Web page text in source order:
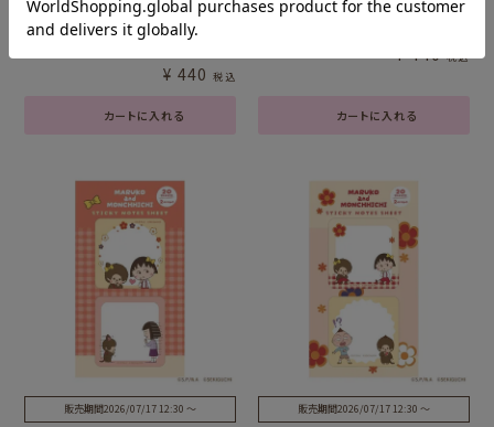
そえぶみ箋 ﾓﾝﾁｯﾁﾚｵﾊﾟｰﾄﾞ
A
カートに入れる
¥ 440 税込
そえぶみ箋 まる子+ﾓﾝﾁｯﾁ
カートに入れる
¥ 440 税込
販売期間2026/07/17 12:30〜 販売期間2026/07/17 12:30 〜